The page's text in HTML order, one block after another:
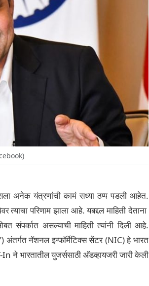
अनेक यंत्रणांची कामं सध्या ठप्प पडली आहेत.
त्याचा परिणाम झाला आहे. यबद्दल माहिती देताना
संपर्कात असल्याची माहिती त्यांनी दिली आहे.
अंतर्गत नॅशनल इन्फॉर्मेटिक्स सेंटर (NIC) हे भारत
ने भारतातील युजर्ससाठी अ‍ॅडव्हायजरी जारी केली